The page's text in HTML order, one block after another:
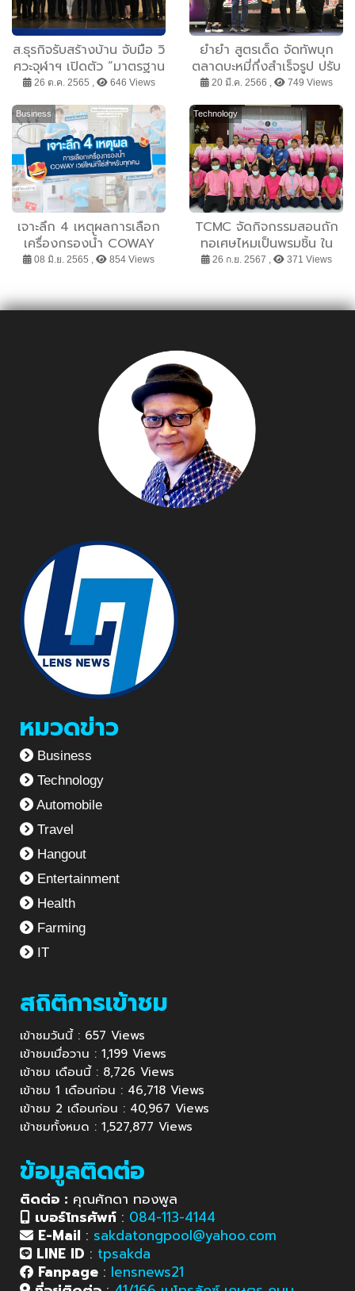
ส.ธุรกิจรับสร้างบ้าน จับมือ วิ
ศวะจุฬาฯ เปิดตัว “มาตรฐาน
งานก่อสร้างบ้านพักอาศัย”
ไทย
26 ต.ค. 2565 , 646 Views
ยำยำ สูตรเด็ด จัดทัพบุก
ตลาดบะหมี่กึ่งสำเร็จรูป ปรับ
โฉม เพิ่มรสชาติใหม่ พร้อม
บ โบกี้ไลอ้อน
20 มี.ค. 2566 , 749 Views
Business
เจาะลึก 4 เหตุผลการเลือก
เครื่องกรองน้ำ COWAY
เวย์ใหม่ที่ใช่สำหรับทุกคน
08 มิ.ย. 2565 , 854 Views
Technology
TCMC จัดกิจกรรมสอนถัก
ทอเศษไหมเป็นพรมชิ้น ใน
โครงการ “สถานประกอบการ
26 ก.ย. 2567 , 371 Views
หมวดข่าว
Business
Technology
Automobile
Travel
Hangout
Entertainment
Health
Farming
IT
สถิติการเข้าชม
เข้าชมวันนี้ : 657 Views
เข้าชมเมื่อวาน : 1,199 Views
เข้าชม เดือนนี้ : 8,726 Views
เข้าชม 1 เดือนก่อน : 46,718 Views
เข้าชม 2 เดือนก่อน : 40,967 Views
เข้าชมทั้งหมด : 1,527,877 Views
ข้อมูลติดต่อ
ติดต่อ : คุณศักดา ทองพูล
เบอร์โทรศัพท์ : 084-113-4144
E-Mail : sakdatongpool@yahoo.com
LINE ID : tpsakda
Fanpage : lensnews21